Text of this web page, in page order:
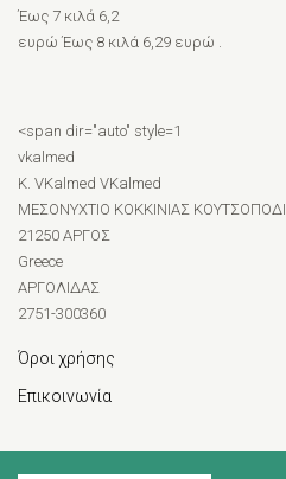
Έως 7 κιλά 6,2
ευρώ Έως 8 κιλά 6,29 ευρώ
<span dir="auto" style=1
vkalmed
Κ. VKalmed VKalmed
ΜΕΣΟΝΥΧΤΙΟ ΚΟΚΚΙΝΙΑΣ ΚΟΥΤΣΟΠΟΔΙ
21250 ΑΡΓΟΣ
Greece
ΑΡΓΟΛΙΔΑΣ
2751-300360
Όροι χρήσης
Επικοινωνία